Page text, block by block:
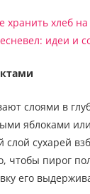
слоями в
яблоками
сухарей
чтобы пирог
его